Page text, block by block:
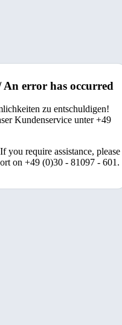
An error has occurred
zu entschuldigen!
Kundenservice unter +49
you require assistance, please
on +49 (0)30 - 81097 - 601.